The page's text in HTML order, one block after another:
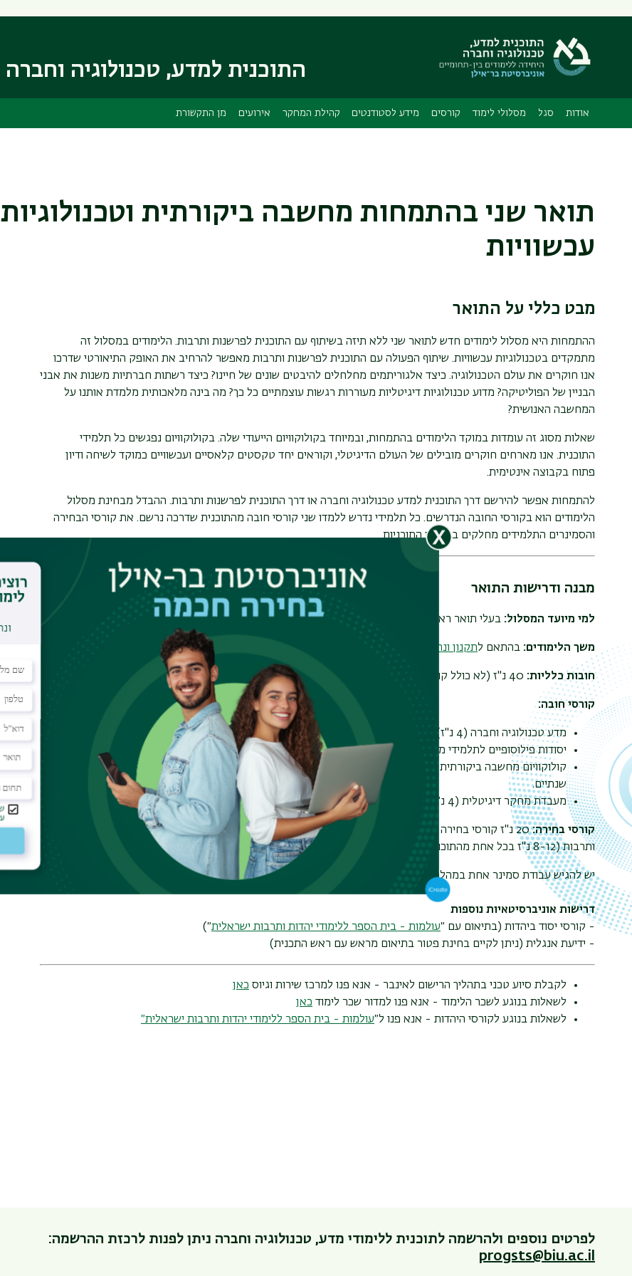
ראשי
התוכנית למדע, טכנולוגיה וחברה
אודות סגל מסלולי לימוד קורסים מידע לסטודנטים קהילת המחקר אירועים מן התקשורת
תואר שני בהתמחות מחשבה ביקורתית וטכנולוגיות
עכשוויות
מבט כללי על התואר
ההתמחות היא מסלול לימודים חדש לתואר שני ללא תיזה בשיתוף עם התוכנית לפרשנות ותרבות. הלימודים במסלול זה
מתמקדים בטכנולוגיות עכשוויות. שיתוף הפעולה עם התוכנית לפרשנות ותרבות מאפשר להרחיב את האופק התיאורטי שדרכו
אנו חוקרים את עולם הטכנולוגיה. כיצד אלגוריתמים מחלחלים להיבטים שונים של חיינו? כיצד רשתות חברתיות משנות את אבני
הבניין של הפוליטיקה? מדוע טכנולוגיות דיגיטליות מעוררות רגשות עוצמתיים כל כך? מה בינה מלאכותית מלמדת אותנו על
המחשבה האנושית?
שאלות מסוג זה עומדות במוקד הלימודים בהתמחות, ובמיוחד בקולוקוויום הייעודי שלה. בקולוקוויום נפגשים כל תלמידי
התוכנית. אנו מארחים חוקרים מובילים של העולם הדיגיטלי, וקוראים יחד טקסטים קלאסיים ועכשוויים כמוקד לשיחה ודיון
פתוח בקבוצה אינטימית.
להתמחות אפשר להירשם דרך התוכנית למדע טכנולוגיה וחברה או דרך התוכנית לפרשנות ותרבות. ההבדל מבחינת מסלול
הלימודים הוא בקורסי החובה הנדרשים. כל תלמידי נדרש ללמדו שני קורסי חובה מהתוכנית שדרכה נרשם. את קורסי הבחירה
והסמינרים התלמידים מחלקים בין שתי התוכניות.
מבנה ודרישות התואר
למי מיועד המסלול: בעלי תואר ראשון מצטיינים מכל התחומים.
משך הלימודים: בהתאם לתקנון ונהלי בית הספר ללימודים מתקדמים.
חובות כלליות:
קורסי חובה:
מדע טכנולוגיה וחברה (4 נ"ז)
יסודות פילוסופיים לתלמידי מדע טכנולוגיה וחברה (4 נ"ז)
קולוקוויום מחשבה ביקורתית וטכנולוגיות עכשוויות (8 נ"ז). הקולוקוויום הוא ייעודי לתוכנית, והתלמידים ישתתפו בו במשך
שנתיים.
מעבדת מחקר דיגיטלית (4 נ״ז. סדנה לעבודה על פרויקט גמר, תילקח בשנה השנייה ללימודים).
קורסי בחירה:
20 נ"ז קורסי בחירה וסמינרים מתוך היצע הקורסים התוכנית למדע טכנולוגיה וחברה ושל התוכנית לפרשנות
ותרבות (8-12 נ"ז בכל אחת מהתוכניות).
יש להגיש עבודת סמינר אחת במהלך הלימודים.
דרישות אוניברסיטאיות נוספות
- קורסי יסוד ביהדות (בתיאום עם ״עולמות - בית הספר ללימודי יהדות ותרבות ישראלית״)
- ידיעת אנגלית (ניתן לקיים בחינת פטור בתיאום מראש עם ראש התכנית)
לקבלת סיוע טכני בתהליך הרישום לאינבר - אנא פנו למרכז שירות וגיוס כאן
לשאלות בנוגע לשכר הלימוד - אנא פנו למדור שכר לימוד כאן
לשאלות בנוגע לקורסי היהדות - אנא פנו ל״עולמות - בית הספר ללימודי יהדות ותרבות ישראלית״
לפרטים נוספים ולהרשמה לתוכנית ללימודי מדע, טכנולוגיה וחברה ניתן לפנות לרכזת ההרשמה:
progsts@biu.ac.il